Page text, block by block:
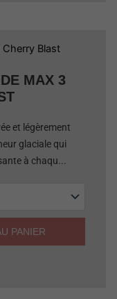
MAX 3
et légèrement
glaciale qui
à chaqu...
PANIER